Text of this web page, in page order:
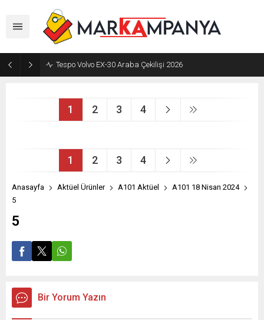
Tespo Volvo EX-30 Araba Çekilişi 2026
1 2 3 4
1 2 3 4
Anasayfa Aktüel Ürünler A101 Aktüel
A101 18 Nisan 2024
5
5
Bir Yorum Yazın